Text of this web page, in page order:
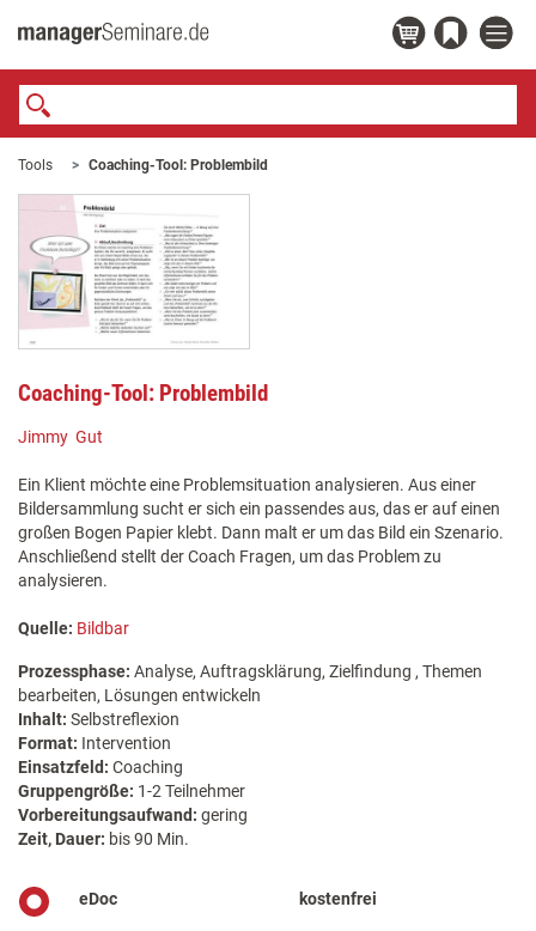
Tools Coaching-Tool: Problembild
Coaching-Tool: Problembild
Jimmy Gut
Ein Klient möchte eine Problemsituation analysieren. Aus einer
Bildersammlung sucht er sich ein passendes aus, das er auf einen
großen Bogen Papier klebt. Dann malt er um das Bild ein Szenario.
Anschließend stellt der Coach Fragen, um das Problem zu
analysieren.
Quelle: Bildbar
Prozessphase: Analyse, Auftragsklärung, Zielfindung , Themen
bearbeiten, Lösungen entwickeln
Inhalt: Selbstreflexion
Format: Intervention
Einsatzfeld: Coaching
Gruppengröße: 1-2 Teilnehmer
Vorbereitungsaufwand: gering
Zeit, Dauer: bis 90 Min.
eDoc kostenfrei